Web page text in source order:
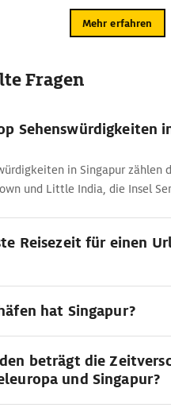
Mehr erfahren
Fragen
Sehenswürdigkeiten
in Singapur zählen
und Little India, die Insel
Reisezeit für einen
hat Singapur?
beträgt die
und Singapur?